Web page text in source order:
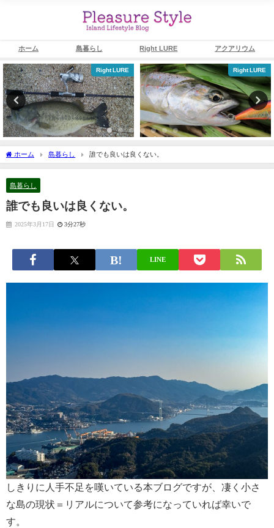
ホーム 島暮らし Right LURE アクアリウム
Right LURE Right LURE
ホーム 島暮らし 誰でも良いは良くない。
島暮らし
誰でも良いは良くない。
2025年3月17日 3分27秒
LINE
しきりに人手不足を嘆いている本ブログですが、凄く小さ
な島の現状＝リアルについて参考になっていれば幸いで
す。